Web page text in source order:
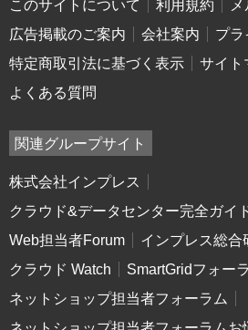
このサイトについて 利用規約
広告掲載のご案内
会社案内
プラ
特定商取引法に基づく表示
サイト
よくある質問
関連グループサイト
株式会社インプレス
クラウド&データセンター完全ガイ
Web担当者Forum
インプレス総合
クラウド Watch
SmartGridフォー
ネットショップ担当者フォーラム